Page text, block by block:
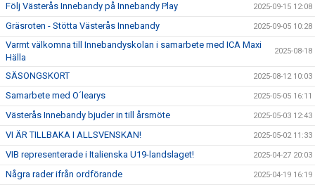
Följ Västerås Innebandy på Innebandy Play 2025-09-15 12:08
Gräsroten - Stötta Västerås Innebandy 2025-09-05 10:28
Varmt välkomna till Innebandyskolan i samarbete med ICA Maxi
Hälla
2025-08-18
SÄSONGSKORT 2025-08-12 10:03
Samarbete med O´learys 2025-05-05 16:11
Västerås Innebandy bjuder in till årsmöte 2025-05-03 12:43
VI ÄR TILLBAKA I ALLSVENSKAN! 2025-05-02 11:33
VIB representerade i Italienska U19-landslaget! 2025-04-27 20:03
Några rader ifrån ordförande 2025-04-19 16:19